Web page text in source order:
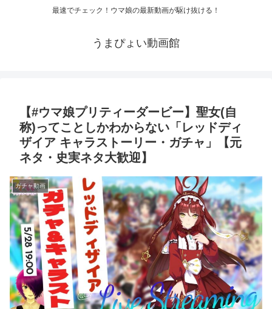
最速でチェック！ウマ娘の最新動画が駆け抜ける！
うまぴょい動画館
【#ウマ娘プリティーダービー】聖女(自
称)ってことしかわからない「レッドディ
ザイア キャラストーリー・ガチャ」【元
ネタ・史実ネタ大歓迎】
ガチャ動画